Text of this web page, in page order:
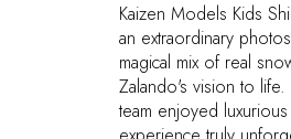
Kaizen Models Kids
an extraordinary
magical mix of real
Zalando's vision to
team enjoyed